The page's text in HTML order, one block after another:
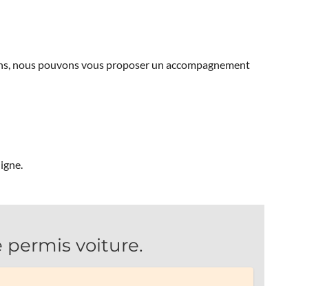
nous pouvons vous proposer un accompagnement
permis voiture.